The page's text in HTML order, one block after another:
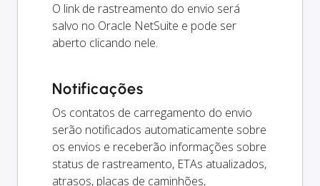
O link de rastreamento do envio será
salvo no Oracle NetSuite e pode ser
aberto clicando nele.
Notificações
Os contatos de carregamento do envio
serão notificados automaticamente sobre
os envios e receberão informações sobre
status de rastreamento, ETAs atualizados,
atrasos, placas de caminhões,